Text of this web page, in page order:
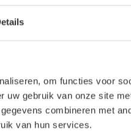
om functies voor
uw gebruik van onze site
combineren met
van hun services.